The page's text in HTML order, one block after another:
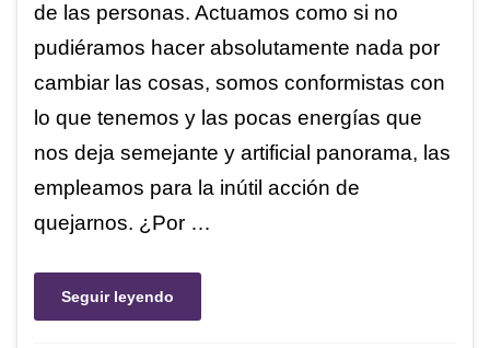
de las personas. Actuamos como si no
pudiéramos hacer absolutamente nada por
cambiar las cosas, somos conformistas con
lo que tenemos y las pocas energías que
nos deja semejante y artificial panorama, las
empleamos para la inútil acción de
quejarnos. ¿Por …
Seguir leyendo